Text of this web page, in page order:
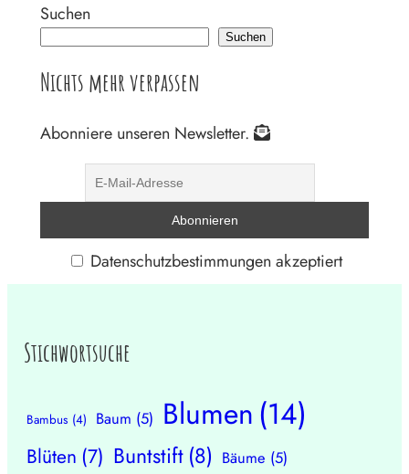
Suchen
Suchen
Nichts mehr verpassen
Abonniere unseren Newsletter.
Datenschutzbestimmungen akzeptiert
Stichwortsuche
Bambus (4) Baum (5) Blumen(14)
Blüten (7) Buntstift (8) Bäume (5)